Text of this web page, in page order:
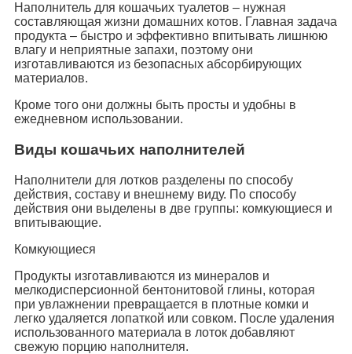
Наполнитель для кошачьих туалетов – нужная
составляющая жизни домашних котов. Главная задача
продукта – быстро и эффективно впитывать лишнюю
влагу и неприятные запахи, поэтому они
изготавливаются из безопасных абсорбирующих
материалов.
Кроме того они должны быть просты и удобны в
ежедневном использовании.
Виды кошачьих наполнителей
Наполнители для лотков разделены по способу
действия, составу и внешнему виду. По способу
действия они выделены в две группы: комкующиеся и
впитывающие.
Комкующиеся
Продукты изготавливаются из минералов и
мелкодисперсионной бентонитовой глины, которая
при увлажнении превращается в плотные комки и
легко удаляется лопаткой или совком. После удаления
использованного материала в лоток добавляют
свежую порцию наполнителя.